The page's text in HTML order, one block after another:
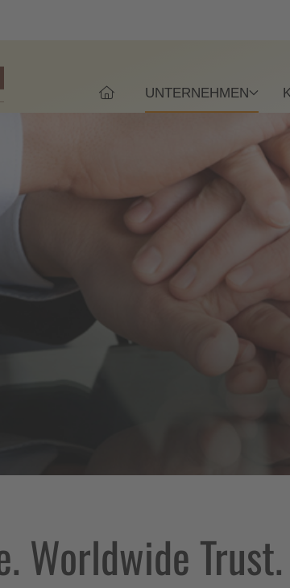
WILLKOMMEN
UNTERNEHMEN
Worldwide Trust.